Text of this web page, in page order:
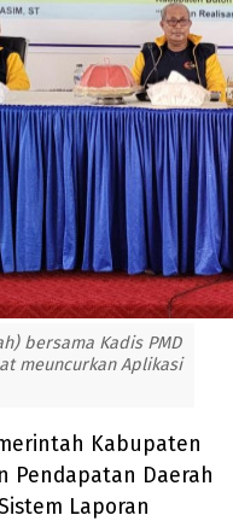
bersama Kadis PMD
meuncurkan Aplikasi
Kabupaten
Pendapatan Daerah
Laporan